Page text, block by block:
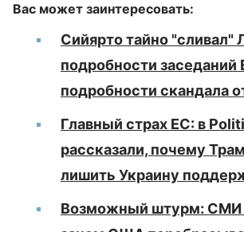
Вас может заинтересовать:
Сийярто тайно "сливал"
подробности заседаний
подробности скандала
Главный страх ЕС: в
рассказали, почему
лишить Украину
Возможный штурм: СМИ